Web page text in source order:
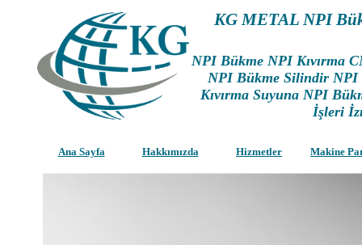
KG METAL NPI
NPI Bükme NPI Kıvırma
NPI Bükme Silindir NPI
Kıvırma Suyuna NPI
İşleri
Ana Sayfa Hakkımızda Hizmetler Makine